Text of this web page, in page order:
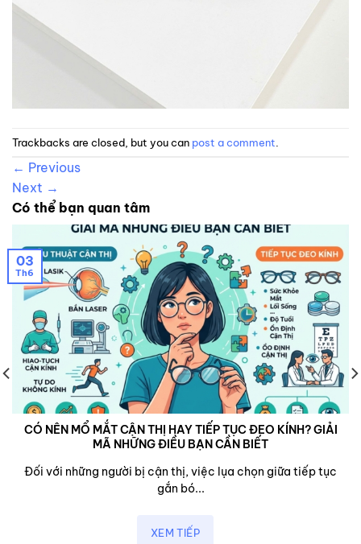
Trackbacks are closed, but you can post a comment
← Previous
Next →
Có thể bạn quan tâm
CÓ NÊN MỔ MẮT CẬN THỊ HAY TIẾP TỤC ĐEO KÍNH? GIẢI
MÃ NHỮNG ĐIỀU BẠN CẦN BIẾT
Đối với những người bị cận thị, việc lụa chọn giữa tiếp tục
gắn bó...
XEM TIẾP
03
Th6